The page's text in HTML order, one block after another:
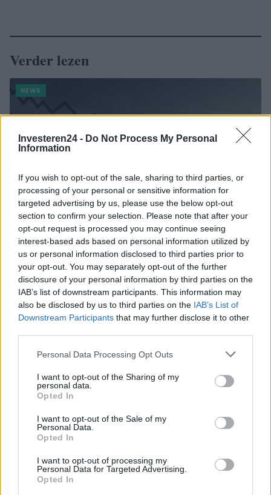
Investeren24 - Do Not Process My Personal
Information
If you wish to opt-out of the sale, sharing to third parties, or
processing of your personal or sensitive information for
targeted advertising by us, please use the below opt-out
section to confirm your selection. Please note that after your
opt-out request is processed you may continue seeing
interest-based ads based on personal information utilized by
us or personal information disclosed to third parties prior to
your opt-out. You may separately opt-out of the further
disclosure of your personal information by third parties on the
IAB’s list of downstream participants. This information may
also be disclosed by us to third parties on the IAB’s List of
Downstream Participants that may further disclose it to other
Please note that this website/app uses one or more Google
not limited to your visit or usage behaviour. You may click to
grant or deny consent to Google and its third-party tags to
use your data for below specified purposes in below Google
consent section.
Personal Data Processing Opt Outs
I want to opt-out of the Sharing of my
personal data.
Opted In
I want to opt-out of the Sale of my
Personal Data.
Opted In
I want to opt-out of processing my
Personal Data for Targeted Advertising.
Opted In
Verder lezen
NEWS
Brentolie daalt naar 88.9 dollar: een week van dalende
grondstoffenprijzen
Sanne De Vries · 7 aug 2026
Brentolie daalt naar 88.9 dollar: grondstoffen onder druk